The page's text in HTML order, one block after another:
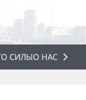
СИЛЫО НАС
О НАС